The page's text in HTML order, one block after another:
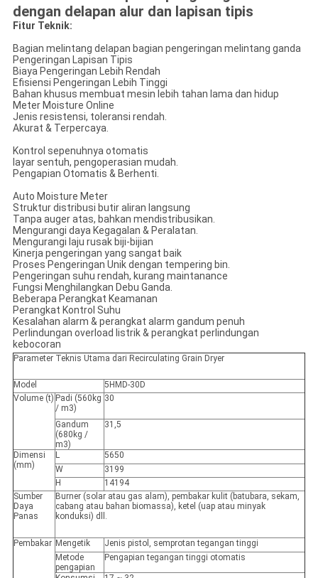
dengan delapan alur dan lapisan tipis
Fitur Teknik:
Bagian melintang delapan bagian pengeringan melintang ganda
Pengeringan Lapisan Tipis
Biaya Pengeringan Lebih Rendah
Efisiensi Pengeringan Lebih Tinggi
Bahan khusus membuat mesin lebih tahan lama dan hidup
Meter Moisture Online
Jenis resistensi, toleransi rendah.
Akurat & Terpercaya.
Kontrol sepenuhnya otomatis
layar sentuh, pengoperasian mudah.
Pengapian Otomatis & Berhenti.
Auto Moisture Meter
Struktur distribusi butir aliran langsung
Tanpa auger atas, bahkan mendistribusikan.
Mengurangi daya Kegagalan & Peralatan.
Mengurangi laju rusak biji-bijian
Kinerja pengeringan yang sangat baik
Proses Pengeringan Unik dengan tempering bin.
Pengeringan suhu rendah, kurang maintanance
Fungsi Menghilangkan Debu Ganda.
Beberapa Perangkat Keamanan
Perangkat Kontrol Suhu
Kesalahan alarm & perangkat alarm gandum penuh
Perlindungan overload listrik & perangkat perlindungan
kebocoran
Parameter Teknis Utama dari Recirculating Grain Dryer
Model
5HMD-30D
Volume (t) Padi (560kg
/ m3)
30
Gandum
(680kg /
m3)
31,5
Dimensi
(mm)
L
5650
W
3199
H
14194
Sumber
Daya
Panas
Burner (solar atau gas alam), pembakar kulit (batubara, sekam,
cabang atau bahan biomassa), ketel (uap atau minyak
konduksi) dll.
Pembakar Mengetik
Jenis pistol, semprotan tegangan tinggi
Metode
pengapian
Pengapian tegangan tinggi otomatis